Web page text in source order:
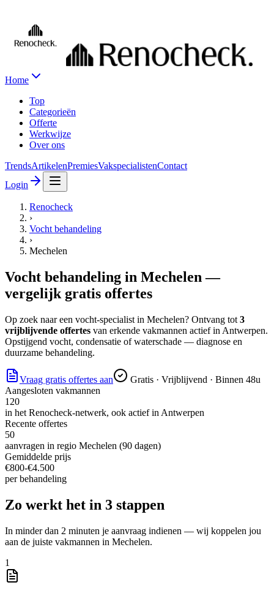
Home
Top
Categorieën
Offerte
Werkwijze
Over ons
TrendsArtikelenPremiesVakspecialistenContact
Login
Renocheck
›
Vocht behandeling
›
Mechelen
Vocht behandeling in Mechelen —
vergelijk gratis offertes
Op zoek naareen vocht-specialist in Mechelen? Ontvang tot 3
vrijblijvende offertes van erkende vakmannen actief in Antwerpen.
Opstijgend vocht, condensatie of waterschade — diagnose en
duurzame behandeling.
Vraag gratis offertes aan
Gratis · Vrijblijvend · Binnen 48u
Aangesloten vakmannen
120
in het Renocheck-netwerk, ook actief in Antwerpen
Recente offertes
50
aanvragen in regio Mechelen (90 dagen)
Gemiddelde prijs
€800-€4.500
perbehandeling
Zo werkt het in 3 stappen
In minder dan 2 minuten je aanvraag indienen — wij koppelen jou
aan de juiste vakmannen in Mechelen.
1